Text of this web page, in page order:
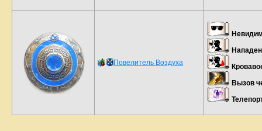
Повелитель Воздуха
Вызов